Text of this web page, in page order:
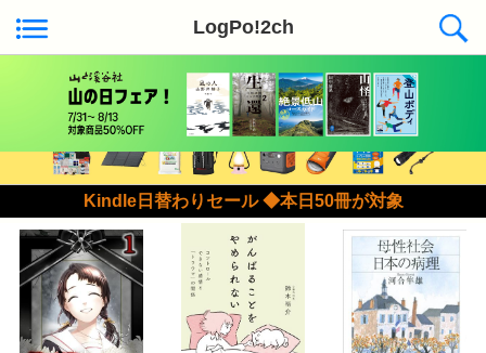
LogPo!2ch
Kindle日替わりセール ◆本日50冊が対象